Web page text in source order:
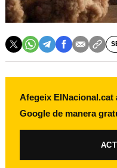
Afegeix ElNacional.cat
Google de manera